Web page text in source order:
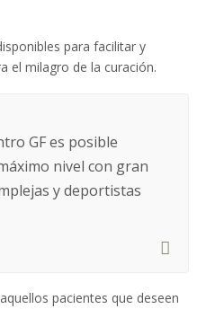
para facilitar y
el milagro de la curación.
GF es posible
nivel con gran
y deportistas
pacientes que deseen